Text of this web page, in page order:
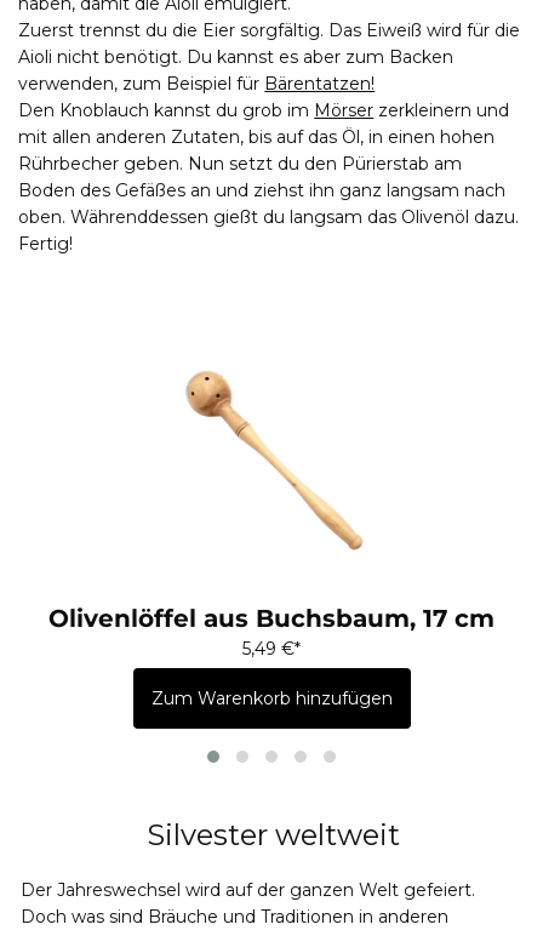
Zuerst trennst du die Eier sorgfältig. Das Eiweiß wird für die
Aioli nicht benötigt. Du kannst es aber zum Backen
verwenden, zum Beispiel für Bärentatzen!
Den Knoblauch kannst du grob im Mörser zerkleinern und
mit allen anderen Zutaten, bis auf das Öl, in einen hohen
Rührbecher geben. Nun setzt du den Pürierstab am
Boden des Gefäßes an und ziehst ihn ganz langsam nach
oben. Währenddessen gießt du langsam das Olivenöl dazu.
Fertig!
Olivenlöffel aus Buchsbaum, 17 cm
5,49 €
Zum Warenkorb hinzufügen
Silvester weltweit
Der Jahreswechsel wird auf der ganzen Welt gefeiert.
Doch was sind Bräuche und Traditionen in anderen